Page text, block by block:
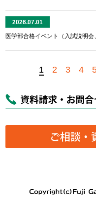
2026.07.01
医学部合格イベント（入試説明
1 2 3 4